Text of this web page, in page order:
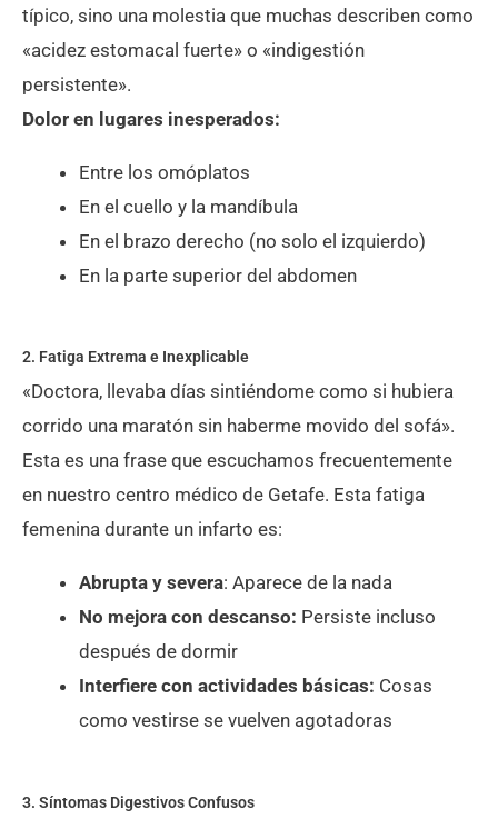
típico, sino una molestia que muchas describen como
«acidez estomacal fuerte» o «indigestión
persistente».
Dolor en lugares inesperados:
Entre los omóplatos
En el cuello y la mandíbula
En el brazo derecho (no solo el izquierdo)
En la parte superior del abdomen
2. Fatiga Extrema e Inexplicable
«Doctora, llevaba días sintiéndome como si hubiera
corrido una maratón sin haberme movido del sofá».
Esta es una frase que escuchamos frecuentemente
en nuestro centro médico de Getafe. Esta fatiga
femenina durante un infarto es:
Abrupta y severa: Aparece de la nada
No mejora con descanso: Persiste incluso
después de dormir
Interfiere con actividades básicas: Cosas
como vestirse se vuelven agotadoras
3. Síntomas Digestivos Confusos